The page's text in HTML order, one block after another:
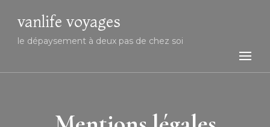
vanlife voyages
le dépaysement à deux pas de chez soi